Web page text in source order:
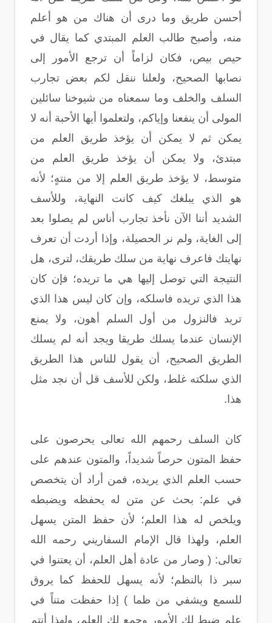
أحسن طريق وما درى أن هناك من هو أعلم
منه، وأصبح طالب العلم المبتدي كما يقال في
حيص بيص، فكان لزاماً أن ترجع الأمور إلى
نصابها الصحيح، ولعلنا ننقل لكم بعض تجارب
السلف والخلف وما سمعناه من شيوخنا سائلين
المولى أن ينفعنا وإياكم، ولتعلموا أيها الأحبة أنه لا
يمكن ثم لا يمكن أن يؤخذ طريق العلم من
مبتدئ، ولا يمكن أن يؤخذ طريق العلم من
متوسط، لا يؤخذ طريق العلم إلا من منتهٍ؛ لأنه
هو الذي يبلغك كيف كانت النهاية، وللأسف
الشديد أننا الآن نأخذ تجارب أناس لم يصلوا بعد
إلى الغاية، ولم نر الحصيلة، وإذا أردت أن تعرف
نهايتك فاعرف نهاية من سلك طريقك، لترى، هل
النتيجة التي توصل إليها هي ما تريده؛ فإن كان
هذا الذي تريده فاسلكه، وإن كان ليس هذا الذي
تريد فالنزول من أول السلم أهون، ولا يمنع
الإنسان عندما يسلك طريقا ويجد أنه لم يسلك
الطريق الصحيح، أن يقول للناس هذا الطريق
الذي سلكته غلط، ولكن للأسف قل أن نجد مثل
هذا.
كان السلف رحمهم الله تعالى يحرصون على
حفظ المتون حرصاً شديداً، والمتون عندهم على
حسب العلم الذي يريده، فمن أراد أن يتخصص
في علم: بحث عن متن له يحفظه ويضبطه
ويلخص له هذا العلم؛ لأن حفظ المتن يسهل
العلم، ولهذا قال الإمام السفاريني رحمه الله
تعالى: ( وصار من عادة أهل العلم، أن يعتنوا في
سبر ذا بالنظم؛ لأنه يسهل للحفظ كما يروق
للسمع ويشفي من ظما ) إذا حفظت متناً في
علم ضبط لك الأمور وجمع لك العلم، ولهذا أنتم